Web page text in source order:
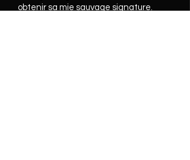
obtenir sa mie sauvage signature.